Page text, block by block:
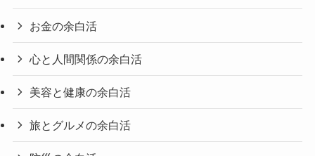
お金の余白活
心と人間関係の余白活
美容と健康の余白活
旅とグルメの余白活